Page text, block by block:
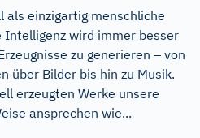
einzigartig menschliche
Intelligenz wird immer besser
zu generieren – von
über Bilder bis hin zu Musik.
erzeugten Werke unsere
ansprechen wie...